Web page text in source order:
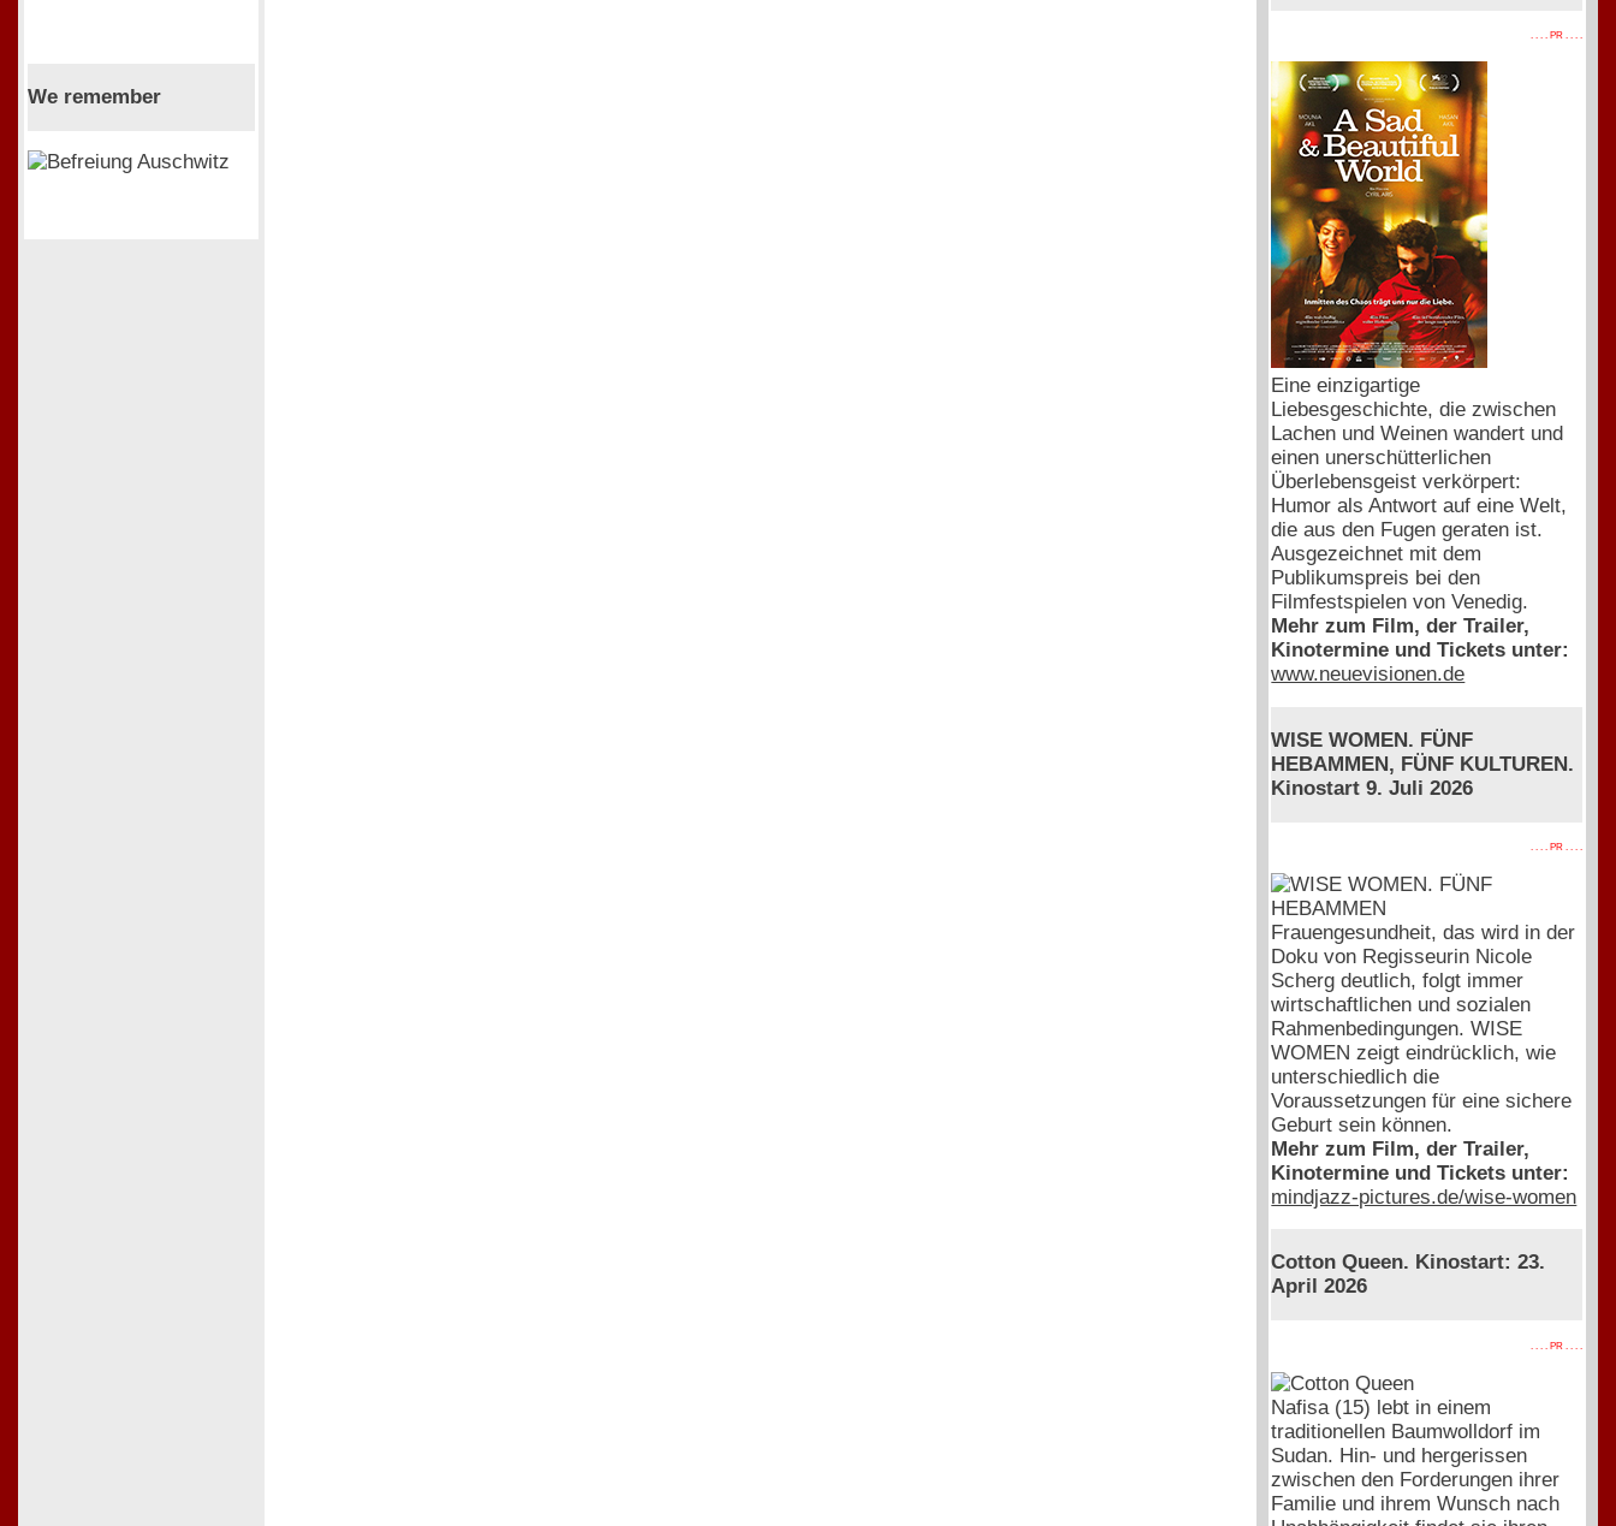
We remember
. . . . PR . . . .
Eine einzigartige
Liebesgeschichte, die zwischen
Lachen und Weinen wandert und
einen unerschütterlichen
Überlebensgeist verkörpert:
Humor als Antwort auf eine Welt,
die aus den Fugen geraten ist.
Ausgezeichnet mit dem
Publikumspreis bei den
Filmfestspielen von Venedig.
Mehr zum Film, der Trailer,
Kinotermine und Tickets unter:
www.neuevisionen.de
WISE WOMEN. FÜNF
HEBAMMEN, FÜNF KULTUREN.
Kinostart 9. Juli 2026
. . . . PR . . . .
Frauengesundheit, das wird in der
Doku von Regisseurin Nicole
Scherg deutlich, folgt immer
wirtschaftlichen und sozialen
Rahmenbedingungen. WISE
WOMEN zeigt eindrücklich, wie
unterschiedlich die
Voraussetzungen für eine sichere
Geburt sein können.
Mehr zum Film, der Trailer,
Kinotermine und Tickets unter:
mindjazz-pictures.de/wise-women
Cotton Queen. Kinostart: 23.
April 2026
. . . . PR . . . .
Nafisa (15) lebt in einem
traditionellen Baumwolldorf im
Sudan. Hin- und hergerissen
zwischen den Forderungen ihrer
Familie und ihrem Wunsch nach